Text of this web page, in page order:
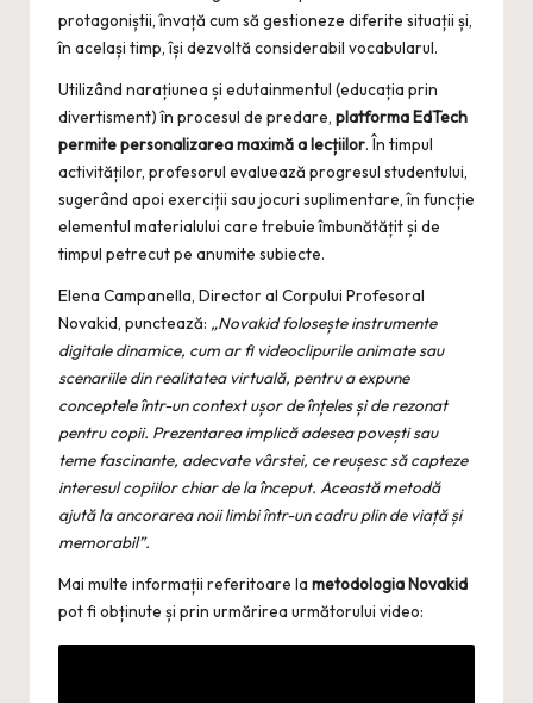
protagoniștii, învață cum să gestioneze diferite situații și,
în același timp, își dezvoltă considerabil vocabularul.
Utilizând narațiunea și edutainmentul (educația prin
divertisment) în procesul de predare, platforma EdTech
permite personalizarea maximă a lecțiilor. În timpul
activităților, profesorul evaluează progresul studentului,
sugerând apoi exerciții sau jocuri suplimentare, în funcție
elementul materialului care trebuie îmbunătățit și de
timpul petrecut pe anumite subiecte.
Elena Campanella, Director al Corpului Profesoral
Novakid, punctează: „Novakid folosește instrumente
digitale dinamice, cum ar fi videoclipurile animate sau
scenariile din realitatea virtuală, pentru a expune
conceptele într-un context ușor de înțeles și de rezonat
pentru copii. Prezentarea implică adesea povești sau
teme fascinante, adecvate vârstei, ce reușesc să capteze
interesul copiilor chiar de la început. Această metodă
ajută la ancorarea noii limbi într-un cadru plin de viață și
memorabil”.
Mai multe informații referitoare la metodologia Novakid
pot fi obținute și prin urmărirea următorului video: